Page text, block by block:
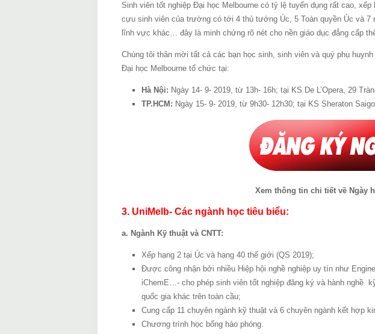
Sinh viên tốt nghiệp Đại học Melbourne có tỷ lệ tuyển dụng rất cao,
cựu sinh viên của trường có tới 4 thủ tướng Úc, 5 Toàn quyền Úc và 7
lĩnh vực khác… đây là minh chứng rõ nét cho nền giáo dục đẳng cấp
Chúng tôi thân mời tất cả các bạn học sinh, sinh viên và quý phụ
Đại học Melbourne tổ chức tại:
Hà Nội: Ngày 14- 9- 2019, từ 13h- 16h; tại KS De L’Opera, 29
TP.HCM: Ngày 15- 9- 2019, từ 9h30- 12h30; tại KS Sheraton
Xem thông tin chi tiết về Ngày
3. UniMelb- Các ngành học tiêu biểu:
a. Ngành Kỹ thuật và CNTT:
Xếp hạng 2 tại Úc và hạng 40 thế giới (QS 2019);
Được công nhận bởi nhiều Hiệp hội nghề nghiệp uy tín như
iChemE…- cho phép sinh viên tốt nghiệp đăng ký và hành nghề
quốc gia khác trên toàn cầu;
Cung cấp 11 chuyên ngành kỹ thuật và 6 chuyên ngành kết hợp
Chương trình học bổng hào phóng.